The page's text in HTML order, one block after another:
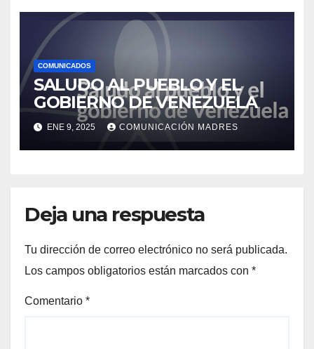
COMUNICADOS
SALUDO AL PUEBLO Y EL
GOBIERNO DE VENEZUELA
ENE 9, 2025 COMUNICACIÓN MADRES
Deja una respuesta
Tu dirección de correo electrónico no será publicada.
Los campos obligatorios están marcados con *
Comentario *